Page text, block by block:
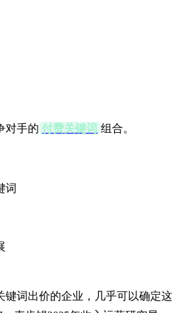
对手的 付费关键词 组合。
词
键词出价的企业，几乎可以确定这